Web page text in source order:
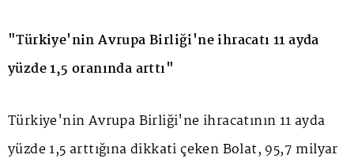
"Türkiye'nin Avrupa Birliği'ne ihracatı 11 ayda
yüzde 1,5 oranında arttı"
Türkiye'nin Avrupa Birliği'ne ihracatının 11 ayda
yüzde 1,5 arttığına dikkati çeken Bolat, 95,7 milyar